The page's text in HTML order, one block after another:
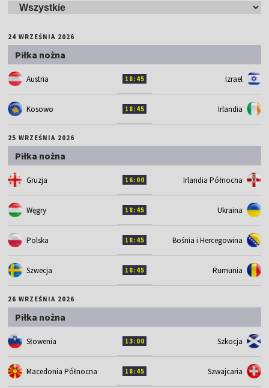
24 WRZEŚNIA 2026
Piłka nożna
Austria 18:45 Izrael
Kosowo 18:45 Irlandia
25 WRZEŚNIA 2026
Piłka nożna
Gruzja 16:00 Irlandia Północna
Węgry 18:45 Ukraina
Polska 18:45 Bośnia i Hercegowina
Szwecja 18:45 Rumunia
26 WRZEŚNIA 2026
Piłka nożna
Słowenia 13:00 Szkocja
Macedonia Północna 18:45 Szwajcaria